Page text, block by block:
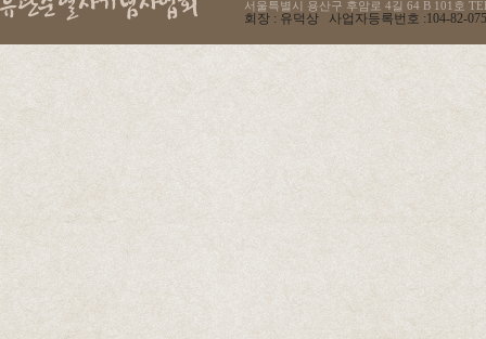
서울특별시 용산구 후암로 4길 64 B 101호
회장 : 유덕상 사업자등록번호 :104-82-